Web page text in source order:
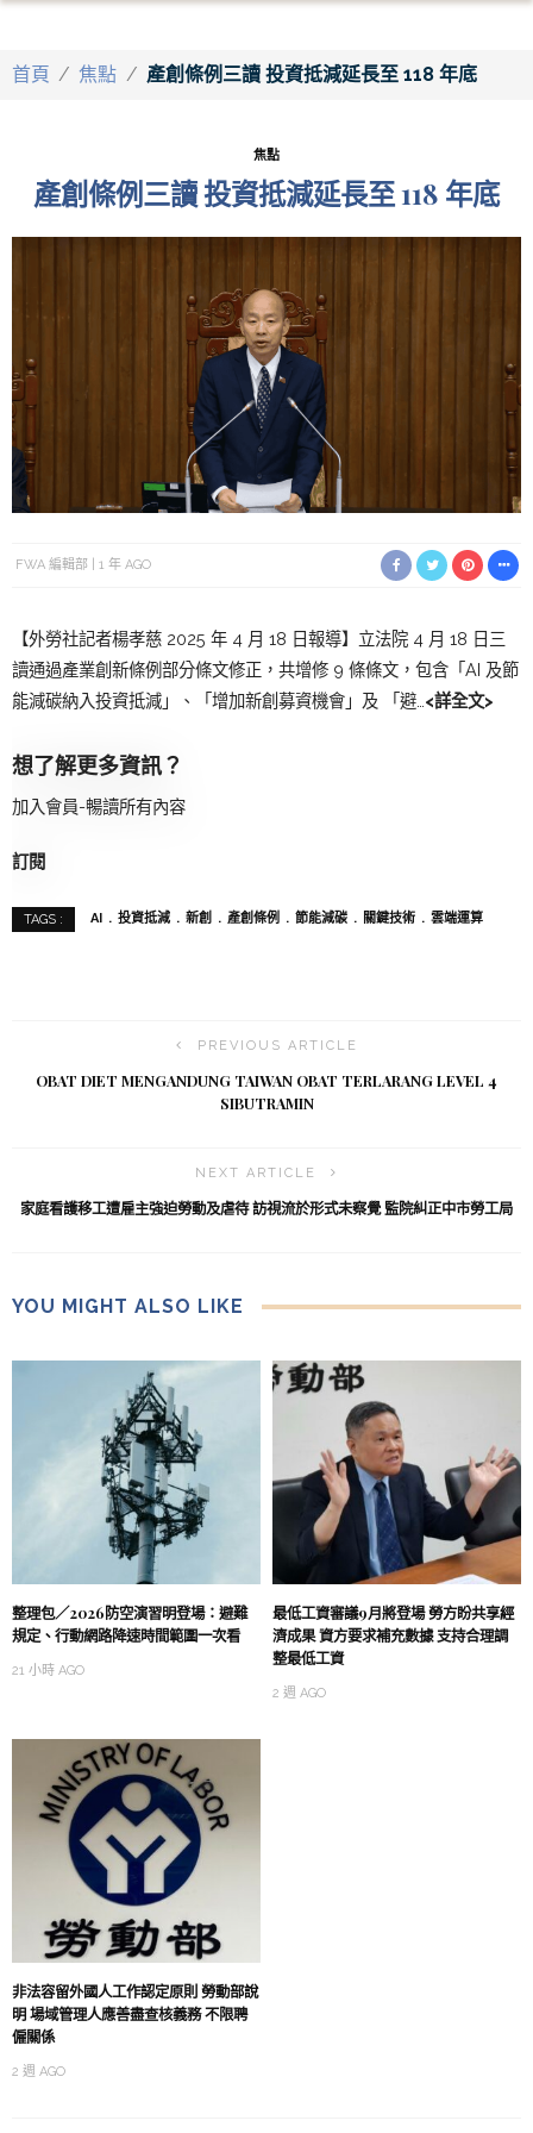
首頁 / 焦點 / 產創條例三讀 投資抵減延長至 118 年底
焦點
產創條例三讀 投資抵減延長至 118 年底
FWA 編輯部 1 年 AGO
【外勞社記者楊孝慈 2025 年 4 月 18 日報導】立法院 4 月 18 日三
讀通過產業創新條例部分條文修正，共增修 9 條條文，包含「AI 及節
能減碳納入投資抵減」、「增加新創募資機會」及 「避… <詳全文>
想了解更多資訊？
加入會員-暢讀所有內容
訂閱
TAGS : AI 投資抵減 新創 產創條例 節能減碳 關鍵技術 雲端運算
PREVIOUS ARTICLE
OBAT DIET MENGANDUNG TAIWAN OBAT TERLARANG LEVEL 4
SIBUTRAMIN
NEXT ARTICLE
家庭看護移工遭雇主強迫勞動及虐待 訪視流於形式未察覺 監院糾正中市勞工局
YOU MIGHT ALSO LIKE
整理包／2026防空演習明登場：避難
規定、行動網路降速時間範圍一次看
21 小時 AGO
最低工資審議9月將登場 勞方盼共享經
濟成果 資方要求補充數據 支持合理調
整最低工資
2 週 AGO
非法容留外國人工作認定原則 勞動部說
明 場域管理人應善盡查核義務 不限聘
僱關係
2 週 AGO